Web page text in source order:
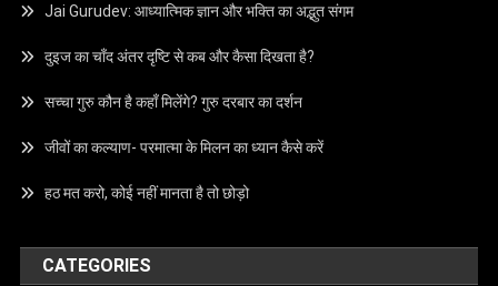
Jai Gurudev: आध्यात्मिक ज्ञान और भक्ति का अद्भुत संगम
दुइज का चाँद अंतर दृष्टि से कब और कैसा दिखता है?
सच्चा गुरु कौन है कहाँ मिलेंगे? गुरु दरबार का दर्शन
जीवों का कल्याण- परमात्मा के मिलन का ध्यान कैसे करें
हठ मत करो, कोई नहीं मानता है तो छोड़ो
CATEGORIES